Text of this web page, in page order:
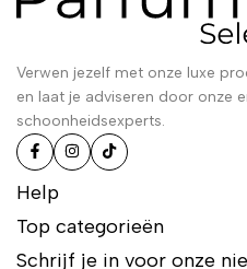
Verwen jezelf met onze luxe
en laat je adviseren door onze
schoonheidsexperts.
Help
Top categorieën
Schrijf je in voor onze